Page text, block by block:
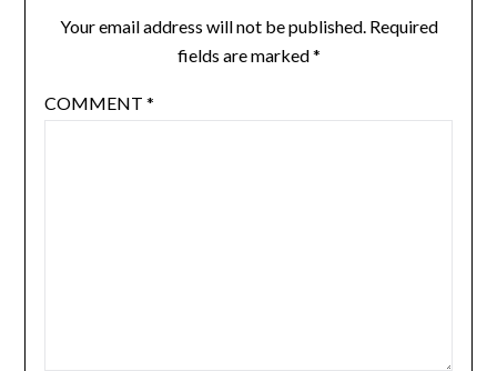
Your email address will not be published. Required
fields are marked*
COMMENT *